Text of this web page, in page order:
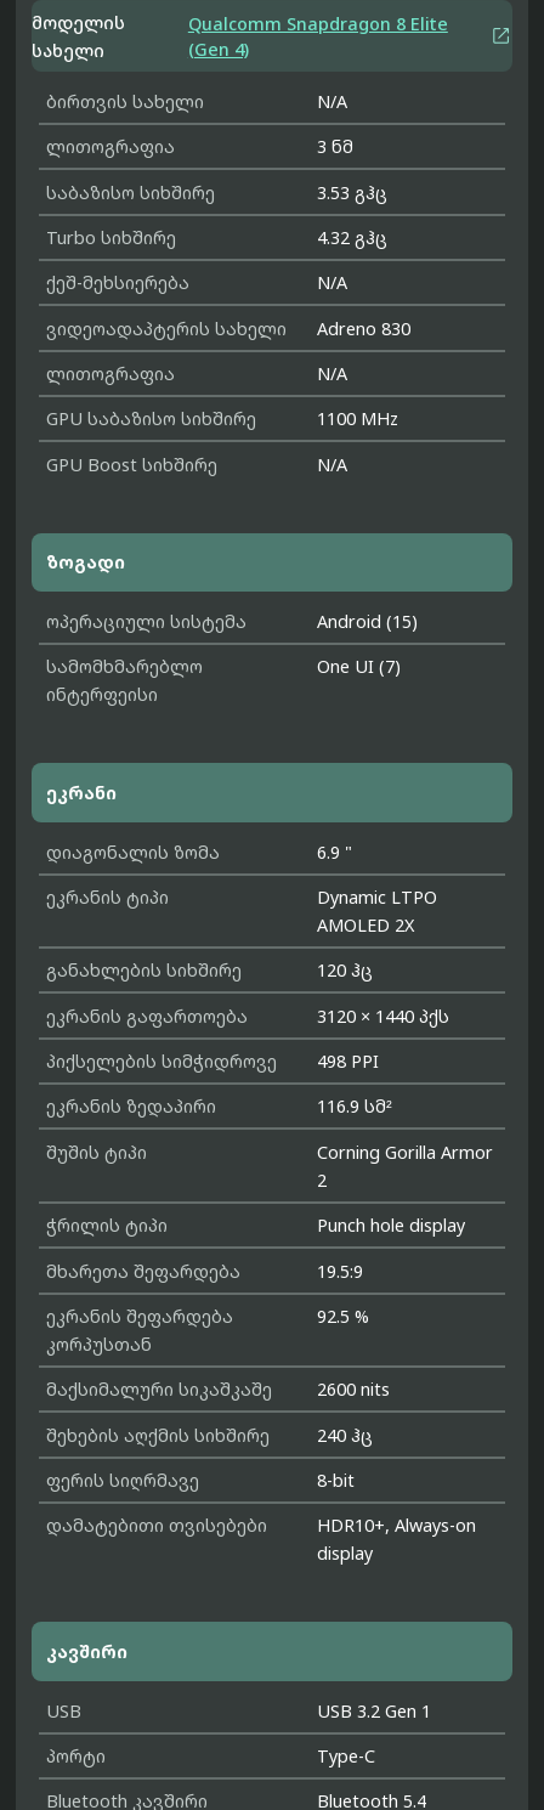
მოდელის
სახელი
Qualcomm Snapdragon 8 Elite
(Gen 4)

ბირთვის სახელი
N/A
ლითოგრაფია
3 ნმ
საბაზისო სიხშირე
3.53 გჰც
Turbo სიხშირე
4.32 გჰც
ქეშ-მეხსიერება
N/A
ვიდეოადაპტერის სახელი
Adreno 830
ლითოგრაფია
N/A
GPU საბაზისო სიხშირე
1100 MHz
GPU Boost სიხშირე
N/A
ზოგადი
ოპერაციული სისტემა
Android (15)
სამომხმარებლო
ინტერფეისი
One UI (7)
ეკრანი
დიაგონალის ზომა
6.9 "
ეკრანის ტიპი
Dynamic LTPO
AMOLED 2X
განახლების სიხშირე
120 ჰც
ეკრანის გაფართოება
3120 × 1440 პქს
პიქსელების სიმჭიდროვე
498 PPI
ეკრანის ზედაპირი
116.9 სმ²
შუშის ტიპი
Corning Gorilla Armor
2
ჭრილის ტიპი
Punch hole display
მხარეთა შეფარდება
19.5:9
ეკრანის შეფარდება
კორპუსთან
92.5 %
მაქსიმალური სიკაშკაშე
2600 nits
შეხების აღქმის სიხშირე
240 ჰც
ფერის სიღრმავე
8-bit
დამატებითი თვისებები
HDR10+, Always-on
display
კავშირი
USB
USB 3.2 Gen 1
პორტი
Type-C
Bluetooth კავშირი
Bluetooth 5.4